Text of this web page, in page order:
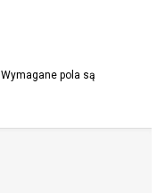
Wymagane pola są